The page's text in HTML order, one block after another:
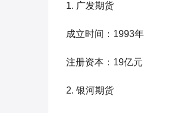
1. 广发期货
成立时间：1993年
注册资本：19亿元
2. 银河期货